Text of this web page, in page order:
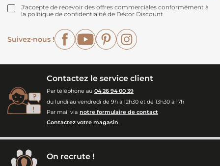
J'accepte de recevoir des offres commerciales conformément à
la politique de confidentialité de Décor Discount
Suivez-nous !
FacebookYouTubePinterest
Contactez le service client
Par téléphone au 04 26 94 00 39
du lundi au vendredi de 9h à 12h30 et de 13h30 à 17h
Par mail via notre formulaire de contact
Contactez votre magasin
On recrute !